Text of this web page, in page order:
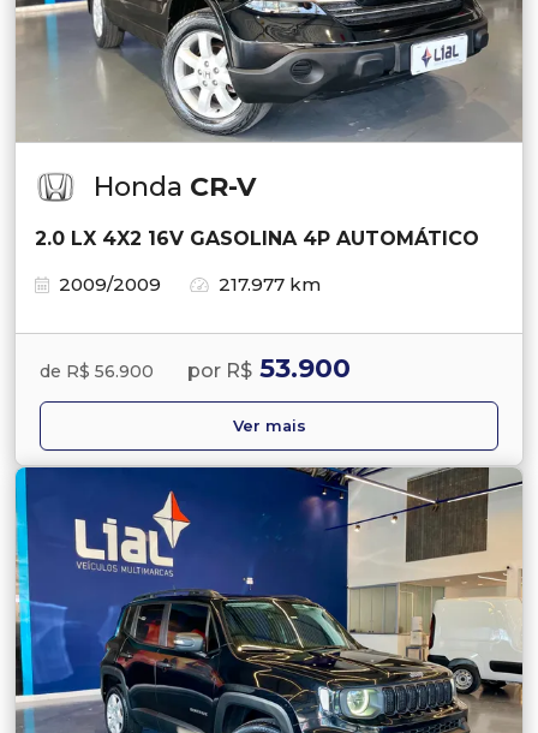
Honda CR-V
2.0 LX 4X2 16V GASOLINA 4P AUTOMÁTICO
2009/2009
217.977 km
de R$ 56.900 por R$ 53.900
Ver mais